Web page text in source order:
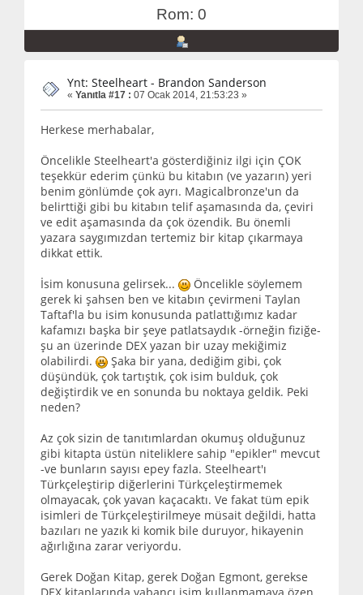
Rom: 0
Ynt: Steelheart - Brandon Sanderson
« Yanıtla #17 : 07 Ocak 2014, 21:53:23 »
Herkese merhabalar,
Öncelikle Steelheart'a gösterdiğiniz ilgi için ÇOK
teşekkür ederim çünkü bu kitabın (ve yazarın) yeri
benim gönlümde çok ayrı. Magicalbronze'un da
belirttiği gibi bu kitabın telif aşamasında da, çeviri
ve edit aşamasında da çok özendik. Bu önemli
yazara saygımızdan tertemiz bir kitap çıkarmaya
dikkat ettik.
İsim konusuna gelirsek...
Öncelikle söylemem
gerek ki şahsen ben ve kitabın çevirmeni Taylan
Taftaf'la bu isim konusunda patlattığımız kadar
kafamızı başka bir şeye patlatsaydık -örneğin fiziğe-
şu an üzerinde DEX yazan bir uzay mekiğimiz
olabilirdi.
Şaka bir yana, dediğim gibi, çok
düşündük, çok tartıştık, çok isim bulduk, çok
değiştirdik ve en sonunda bu noktaya geldik. Peki
neden?
Az çok sizin de tanıtımlardan okumuş olduğunuz
gibi kitapta üstün niteliklere sahip "epikler" mevcut
-ve bunların sayısı epey fazla. Steelheart'ı
Türkçeleştirip diğerlerini Türkçeleştirmemek
olmayacak, çok yavan kaçacaktı. Ve fakat tüm epik
isimleri de Türkçeleştirilmeye müsait değildi, hatta
bazıları ne yazık ki komik bile duruyor, hikayenin
ağırlığına zarar veriyordu.
Gerek Doğan Kitap, gerek Doğan Egmont, gerekse